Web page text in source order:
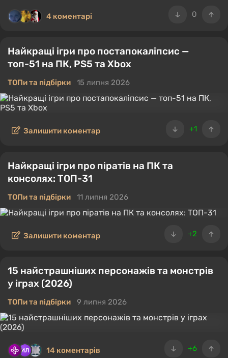
0
4 коментарі
Найкращі ігри про постапокаліпсис —
топ-51 на ПК, PS5 та Xbox
ТОПи та підбірки 15 липня 2026
+1
Залишити коментар
Найкращі ігри про піратів на ПК та
консолях: ТОП-31
ТОПи та підбірки 11 липня 2026
+2
Залишити коментар
15 найстрашніших персонажів та монстрів
у іграх (2026)
ТОПи та підбірки 9 липня 2026
+6
14 коментарів